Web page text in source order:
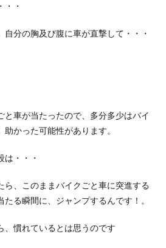
・・
自分の胸及び腹に車が直撃して・・・
と車が当たったので、多分多少はバイ
かった可能性があります。
は・・・
ら、このままバイクごと車に突進する
る瞬間に、ジャンプするんです！。
、慣れているとは思うのです